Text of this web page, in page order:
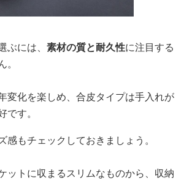
には、 素材の質と耐久性に注目する
変化を楽しめ、合皮タイプは手入れが
す。
感もチェックしておきましょう。
ットに収まるスリムなものから、収納